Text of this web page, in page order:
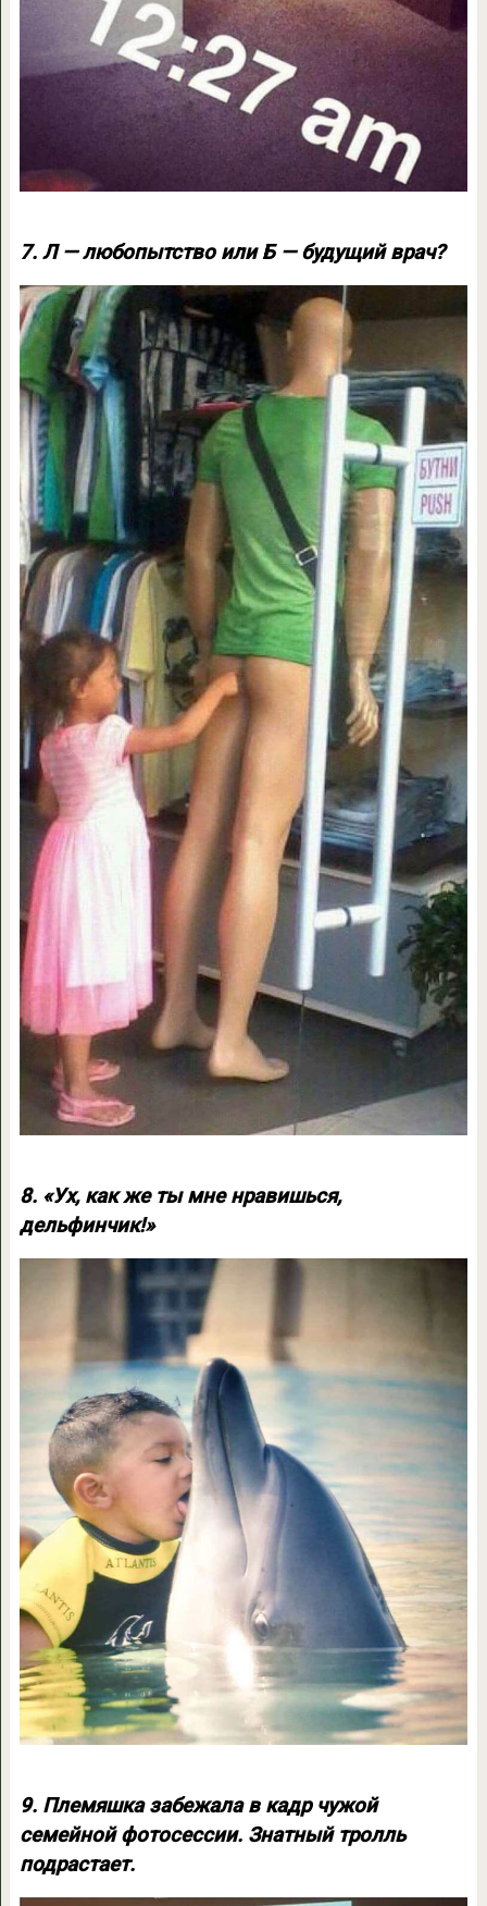
7. Л — любопытство или Б — будущий врач?
8. «Ух, как же ты мне нравишься,
дельфинчик!»
9. Племяшка забежала в кадр чужой
семейной фотосессии. Знатный тролль
подрастает.